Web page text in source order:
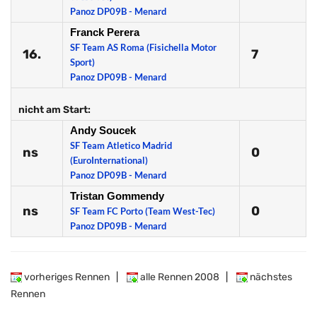
Panoz DP09B - Menard
16.
Franck Perera
SF Team AS Roma (Fisichella Motor
Sport)
Panoz DP09B - Menard
7
nicht am Start:
ns
Andy Soucek
SF Team Atletico Madrid
(EuroInternational)
Panoz DP09B - Menard
0
ns
Tristan Gommendy
SF Team FC Porto (Team West-Tec)
Panoz DP09B - Menard
0
vorheriges Rennen alle Rennen 2008
nächstes
Rennen